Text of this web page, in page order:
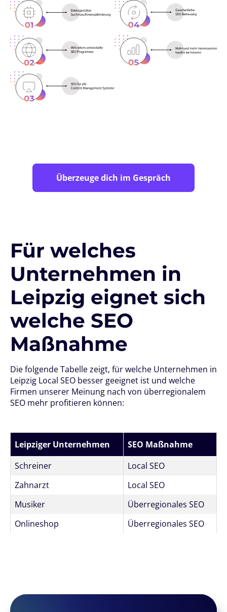
Überzeuge dich im Gespräch
Für welches
Unternehmen in
Leipzig eignet sich
welche SEO
Maßnahme
Die folgende Tabelle zeigt, für welche Unternehmen in
Leipzig Local SEO besser geeignet ist und welche
Firmen unserer Meinung nach von überregionalem
SEO mehr profitieren können:
Leipziger Unternehmen
SEO Maßnahme
Schreiner
Local SEO
Zahnarzt
Local SEO
Musiker
Überregionales SEO
Onlineshop
Überregionales SEO